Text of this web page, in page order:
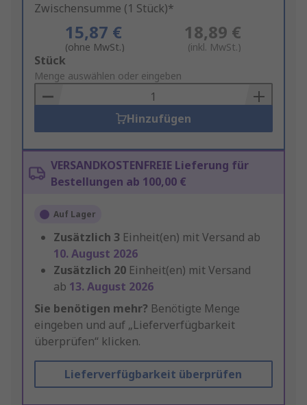
Zwischensumme (1 Stück)*
15,87 €
(ohne MwSt.)
18,89 €
(inkl. MwSt.)
Add
to
Basket
Stück
Menge auswählen oder eingeben
Hinzufügen
VERSANDKOSTENFREIE Lieferung für
Bestellungen ab 100,00 €
Auf Lager
Zusätzlich 3 Einheit(en) mit Versand ab
10. August 2026
Zusätzlich 20 Einheit(en) mit Versand
ab 13. August 2026
Sie benötigen mehr? Benötigte Menge
eingeben und auf „Lieferverfügbarkeit
überprüfen“ klicken.
Lieferverfügbarkeit überprüfen